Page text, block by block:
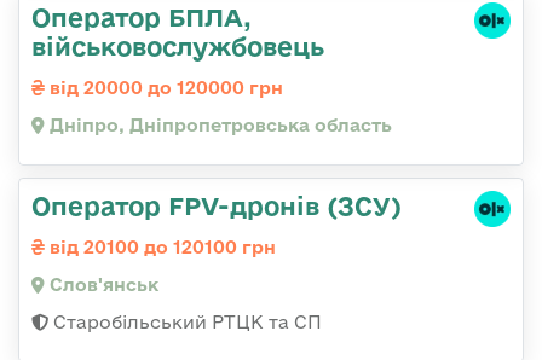
Оператор БПЛА,
військовослужбовець
від 20000 до 120000 грн
Дніпро, Дніпропетровська область
Оператор FPV-дронів (ЗСУ)
від 20100 до 120100 грн
Слов'янськ
Старобільський РТЦК та СП